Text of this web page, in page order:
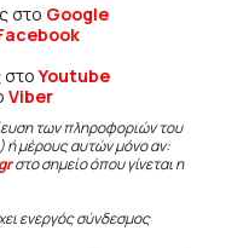
στο Google
στοYoutube
Viber
των πληροφοριών του
) ή μέρους αυτών μόνο αν:
στο σημείο όπου γίνεται η
ενεργός σύνδεσμος